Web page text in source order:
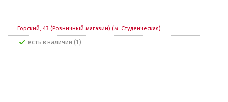
Горский, 43 (Розничный магазин) (м. Студенческая)
Есть в наличии (1)